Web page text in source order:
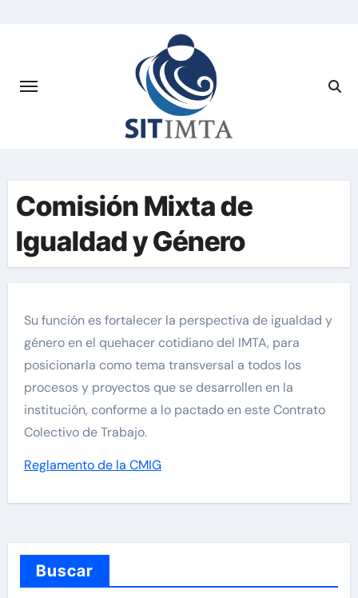
Comisión Mixta de
Igualdad y Género
Su función es fortalecer la perspectiva de igualdad y
género en el quehacer cotidiano del IMTA, para
posicionarla como tema transversal a todos los
procesos y proyectos que se desarrollen en la
institución, conforme a lo pactado en este Contrato
Colectivo de Trabajo.
Reglamento de la CMIG
Buscar